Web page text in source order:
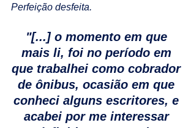
Perfeição desfeita.
"[...] o momento em que
mais li, foi no período em
que trabalhei como cobrador
de ônibus, ocasião em que
conheci alguns escritores, e
acabei por me interessar